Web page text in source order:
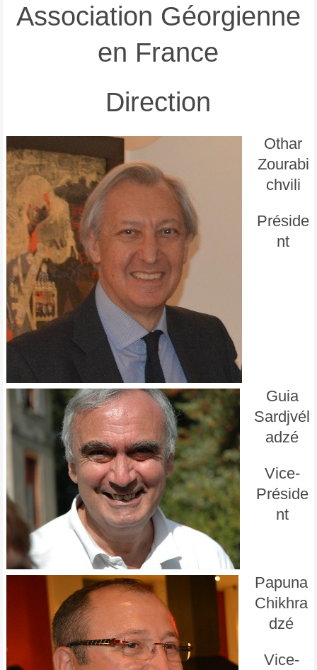
Association Géorgienne
en France
Direction
Othar
Zourabi
chvili
Préside
nt
Guia
Sardjvél
adzé
Vice-
Préside
nt
Papuna
Chikhra
dzé
Vice-